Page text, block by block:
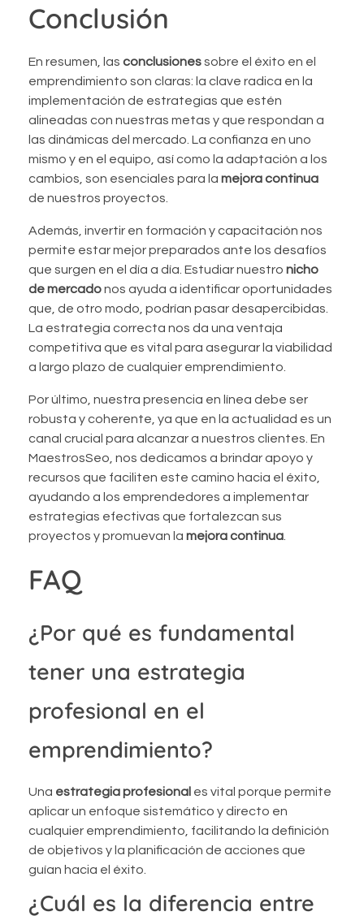
Conclusión
En resumen, las conclusionessobre el éxito en el
emprendimiento son claras: la clave radica en la
implementación de estrategias que estén
alineadas con nuestras metas y que respondan a
las dinámicas del mercado. La confianza en uno
mismo y en el equipo, así como la adaptación a los
cambios, son esenciales para la mejora continua
de nuestros proyectos.
Además, invertir en formación y capacitación nos
permite estar mejor preparados ante los desafíos
que surgen en el día a día. Estudiar nuestro nicho
de mercadonos ayuda a identificar oportunidades
que, de otro modo, podrían pasar desapercibidas.
La estrategia correcta nos da una ventaja
competitiva que es vital para asegurar la viabilidad
a largo plazo de cualquier emprendimiento.
Por último, nuestra presencia en línea debe ser
robusta y coherente, ya que en la actualidad es un
canal crucial para alcanzar a nuestros clientes. En
MaestrosSeo, nos dedicamos a brindar apoyo y
recursos que faciliten este camino hacia el éxito,
ayudando a los emprendedores a implementar
estrategias efectivas que fortalezcan sus
proyectos y promuevan la mejora continua
FAQ
¿Por qué es fundamental
tener una estrategia
profesional en el
emprendimiento?
Una estrategia profesional es vital porque permite
aplicar un enfoque sistemático y directo en
cualquier emprendimiento, facilitando la definición
de objetivos y la planificación de acciones que
guían hacia el éxito.
¿Cuál es la diferencia entre